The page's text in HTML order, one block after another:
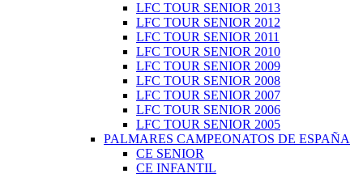
LFC TOUR SENIOR 2013
LFC TOUR SENIOR 2012
LFC TOUR SENIOR 2011
LFC TOUR SENIOR 2010
LFC TOUR SENIOR 2009
LFC TOUR SENIOR 2008
LFC TOUR SENIOR 2007
LFC TOUR SENIOR 2006
LFC TOUR SENIOR 2005
PALMARES CAMPEONATOS DE ESPAÑA
CE SENIOR
CE INFANTIL